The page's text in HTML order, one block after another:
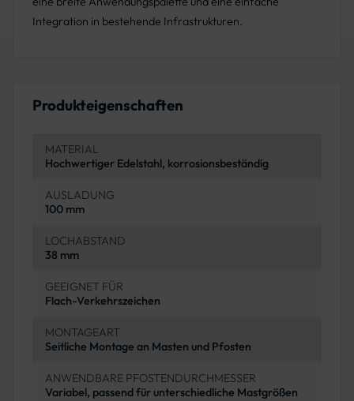
Integration in bestehende Infrastrukturen.
Produkteigenschaften
MATERIAL
Hochwertiger Edelstahl, korrosionsbeständig
AUSLADUNG
100 mm
LOCHABSTAND
38 mm
GEEIGNET FÜR
Flach-Verkehrszeichen
MONTAGEART
Seitliche Montage an Masten und Pfosten
ANWENDBARE PFOSTENDURCHMESSER
Variabel, passend für unterschiedliche Mastgrößen